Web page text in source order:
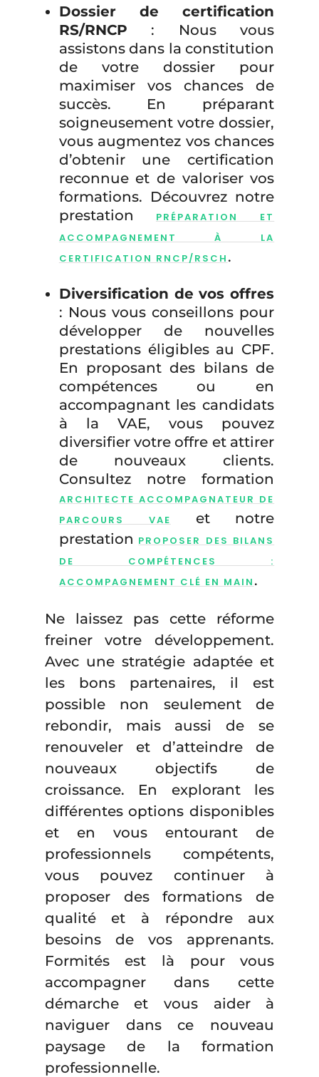
Dossier de certification
RS/RNCP : Nous vous
assistons dans la constitution
de votre dossier pour
maximiser vos chances de
succès. En préparant
soigneusement votre dossier,
vous augmentez vos chances
d’obtenir une certification
reconnue et de valoriser vos
formations. Découvrez notre
prestation
PRÉPARATION ET
ACCOMPAGNEMENT À LA
CERTIFICATION RNCP/RSCH .
Diversification de vos offres
: Nous vous conseillons pour
développer de nouvelles
prestations éligibles au CPF.
En proposant des bilans de
compétences ou en
accompagnant les candidats
à la VAE, vous pouvez
diversifier votre offre et attirer
de nouveaux clients.
Consultez notre formation
ARCHITECTE ACCOMPAGNATEUR DE
PARCOURS VAE
et notre
prestation PROPOSER DES BILANS
DE COMPÉTENCES :
ACCOMPAGNEMENT CLÉ EN MAIN .
Ne laissez pas cette réforme
freiner votre développement.
Avec une stratégie adaptée et
les bons partenaires, il est
possible non seulement de
rebondir, mais aussi de se
renouveler et d’atteindre de
nouveaux objectifs de
croissance. En explorant les
différentes options disponibles
et en vous entourant de
professionnels compétents,
vous pouvez continuer à
proposer des formations de
qualité et à répondre aux
besoins de vos apprenants.
Formités est là pour vous
accompagner dans cette
démarche et vous aider à
naviguer dans ce nouveau
paysage de la formation
professionnelle.